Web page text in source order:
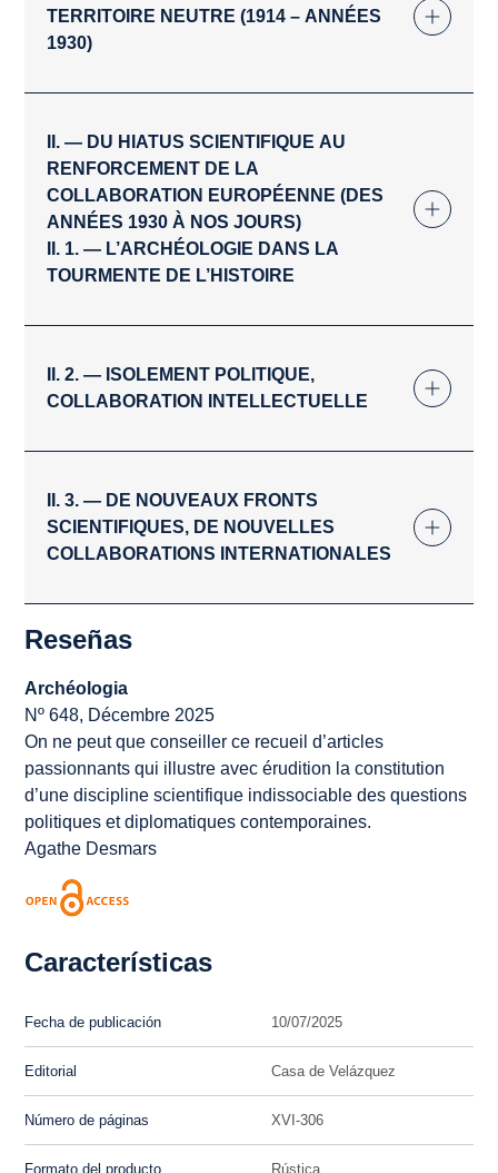
TERRITOIRE NEUTRE (1914 – ANNÉES
1930)
II. — DU HIATUS SCIENTIFIQUE AU
RENFORCEMENT DE LA
COLLABORATION EUROPÉENNE (DES
ANNÉES 1930 À NOS JOURS)
II. 1. — L’ARCHÉOLOGIE DANS LA
TOURMENTE DE L’HISTOIRE
II. 2. — ISOLEMENT POLITIQUE,
COLLABORATION INTELLECTUELLE
II. 3. — DE NOUVEAUX FRONTS
SCIENTIFIQUES, DE NOUVELLES
COLLABORATIONS INTERNATIONALES
Reseñas
Archéologia
Nº 648, Décembre 2025
On ne peut que conseiller ce recueil d’articles
passionnants qui illustre avec érudition la constitution
d’une discipline scientifique indissociable des questions
politiques et diplomatiques contemporaines.
Agathe Desmars
Características
Fecha de publicación 10/07/2025
Editorial Casa de Velázquez
Número de páginas XVI-306
Formato del producto Rústica